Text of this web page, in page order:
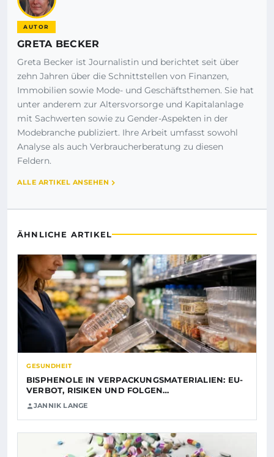
AUTOR
GRETA BECKER
Greta Becker ist Journalistin und berichtet seit über
zehn Jahren über die Schnittstellen von Finanzen,
Immobilien sowie Mode- und Geschäftsthemen. Sie hat
unter anderem zur Altersvorsorge und Kapitalanlage
mit Sachwerten sowie zu Gender-Aspekten in der
Modebranche publiziert. Ihre Arbeit umfasst sowohl
Analyse als auch Verbraucherberatung zu diesen
Feldern.
ALLE ARTIKEL ANSEHEN
ÄHNLICHE ARTIKEL
GESUNDHEIT
BISPHENOLE IN VERPACKUNGSMATERIALIEN: EU-
VERBOT, RISIKEN UND FOLGEN…
JANNIK LANGE